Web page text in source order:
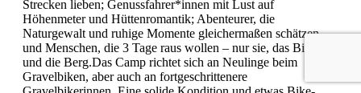
Strecken lieben; Genussfahrer*innen mit Lust auf
Höhenmeter und Hüttenromantik; Abenteurer, die
Naturgewalt und ruhige Momente gleichermaßen schätzen
und Menschen, die 3 Tage raus wollen – nur sie, das Bike
und die Berg.Das Camp richtet sich an Neulinge beim
Gravelbiken, aber auch an fortgeschrittenere